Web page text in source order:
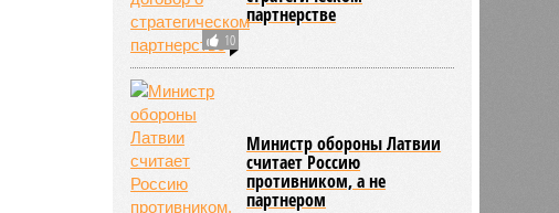
10
партнерстве
Министр обороны Латвии
считает Россию
противником, а не
партнером